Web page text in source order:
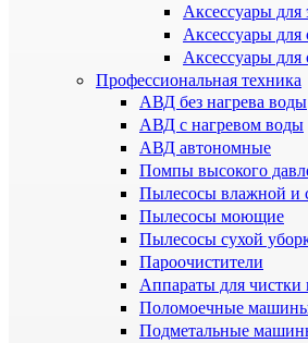
Аксессуары для
Аксессуары для
Аксессуары для
Профессиональная техника
АВД без нагрева воды
АВД с нагревом воды
АВД автономные
Помпы высокого
Пылесосы влажной и
Пылесосы моющие
Пылесосы сухой
Пароочистители
Аппараты для чистки
Поломоечные
Подметальные